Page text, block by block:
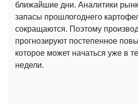
ближайшие дни. Аналитики
запасы прошлогоднего
сокращаются. Поэтому
прогнозируют постепенное
которое может начаться уже в
недели.